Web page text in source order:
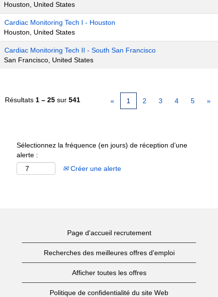
Houston, United States
Cardiac Monitoring Tech I - Houston
Houston, United States
Cardiac Monitoring Tech II - South San Francisco
San Francisco, United States
Résultats 1 – 25 sur 541 « 1 2 3 4 5 »
Sélectionnez la fréquence (en jours) de réception d’une
alerte :
Créer une alerte
Page d'accueil recrutement
Recherches des meilleures offres d'emploi
Afficher toutes les offres
Politique de confidentialité du site Web